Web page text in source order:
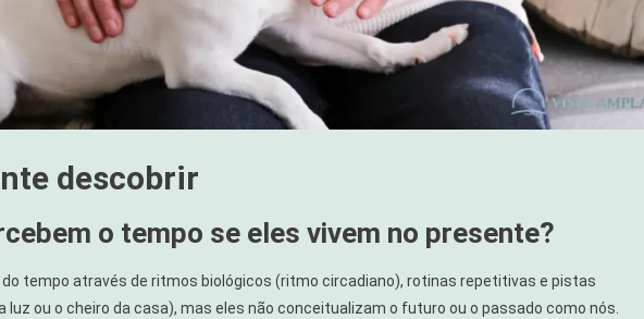
descobrir
o tempo se eles vivem no presente?
tempo através de ritmos biológicos (ritmo circadiano), rotinas repetitivas e pistas
ou o cheiro da casa), mas eles não conceitualizam o futuro ou o passado como nós.